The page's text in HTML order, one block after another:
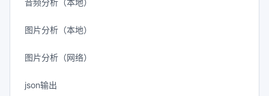
音频分析（本地）
图片分析（本地）
图片分析（网络）
json输出